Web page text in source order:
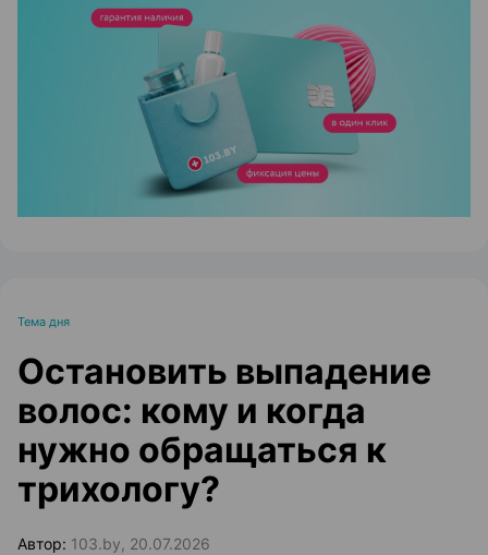
ЭФФЕКТИВНАЯ РЕКЛАМА НА САЙТЕ
Тема дня
Остановить выпадение
волос: кому и когда
нужно обращаться к
трихологу?
Автор: 103.by, 20.07.2026